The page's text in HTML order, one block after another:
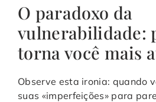
O paradoxo da
vulnerabilidade:
torna você mais
Observe esta ironia: quando
suas «imperfeições» para